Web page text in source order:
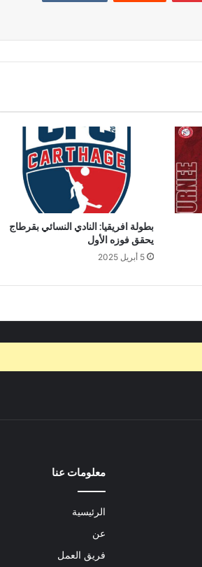
بطولة افريقيا: النادي النسائي بقرطاج
يحقق فوزه الأول
5 أبريل 2025
معلومات عنا
الرئيسية
عن
فريق العمل